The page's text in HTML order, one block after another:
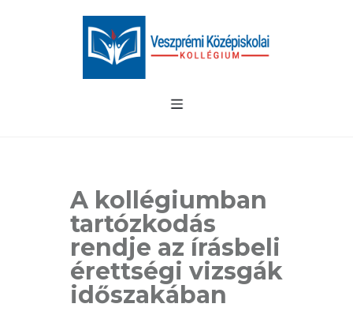
A kollégiumban
tartózkodás
rendje az írásbeli
érettségi vizsgák
időszakában